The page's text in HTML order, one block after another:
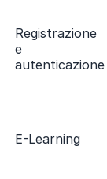
Registrazione
e
autenticazione
E-Learning